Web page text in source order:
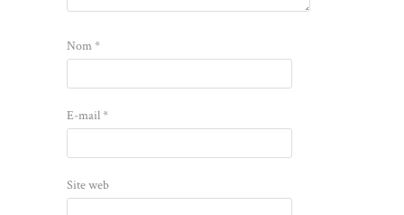
Nom*
E-mail*
Site web